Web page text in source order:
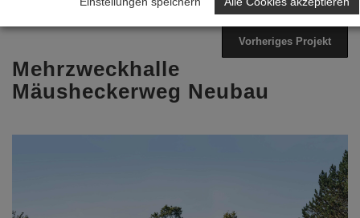
Zurück zur Übersicht Nächstes Projekt
Vorheriges Projekt
Mehrzweckhalle
Mäusheckerweg Neubau